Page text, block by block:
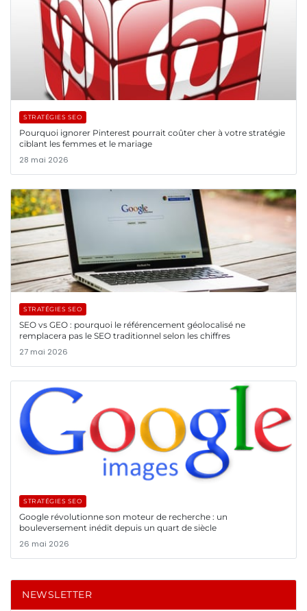
STRATÉGIES SEO
Pourquoi ignorer Pinterest pourrait coûter cher à votre stratégie
ciblant les femmes et le mariage
28 mai 2026
STRATÉGIES SEO
SEO vs GEO : pourquoi le référencement géolocalisé ne
remplacera pas le SEO traditionnel selon les chiffres
27 mai 2026
STRATÉGIES SEO
Google révolutionne son moteur de recherche : un
bouleversement inédit depuis un quart de siècle
26 mai 2026
NEWSLETTER